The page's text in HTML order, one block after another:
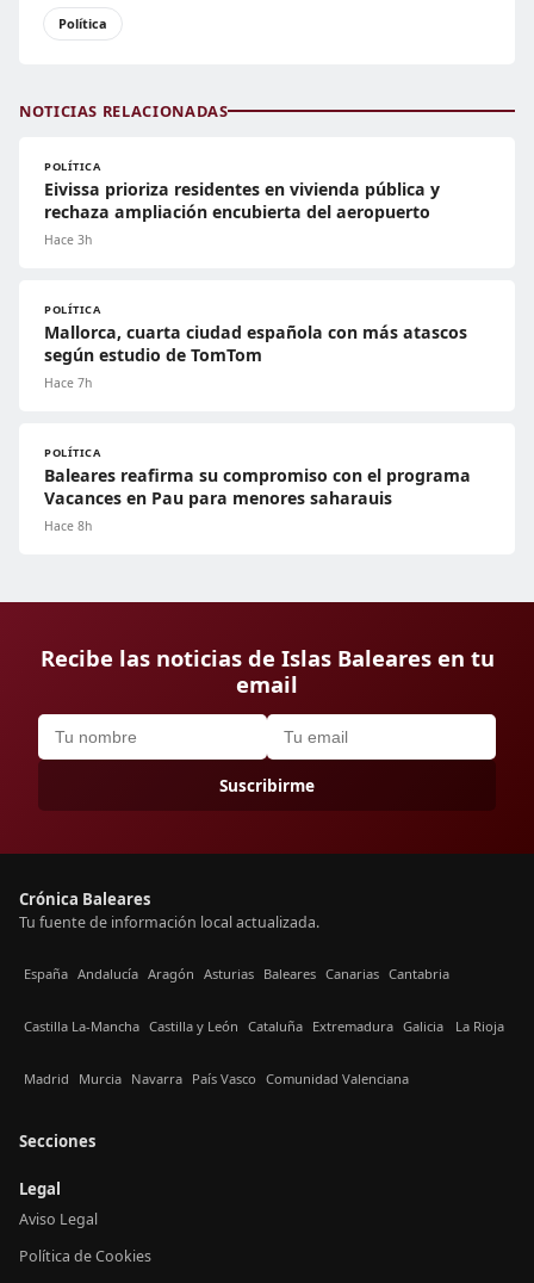
Política
NOTICIAS RELACIONADAS
POLÍTICA
Eivissa prioriza residentes en vivienda pública y
rechaza ampliación encubierta del aeropuerto
Hace 3h
POLÍTICA
Mallorca, cuarta ciudad española con más atascos
según estudio de TomTom
Hace 7h
POLÍTICA
Baleares reafirma su compromiso con el programa
Vacances en Pau para menores saharauis
Hace 8h
Recibe las noticias de Islas Baleares en tu
email
Suscribirme
Crónica Baleares
Tu fuente de información local actualizada.
España Andalucía Aragón Asturias Baleares Canarias Cantabria
Castilla La-Mancha Castilla y León Cataluña Extremadura Galicia La Rioja
Madrid Murcia Navarra País Vasco Comunidad Valenciana
Secciones
Legal
Aviso Legal
Política de Cookies